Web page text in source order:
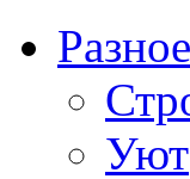
Разное
Уют